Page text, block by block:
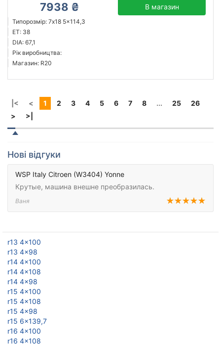
7938 ₴ В магазин
Типорозмір: 7x18 5x114,3
ET: 38
DIA: 67,1
Рік виробництва:
Магазин: R20
|< < 1 2 3 4 5 6 7 8 ... 25
26
>
>|
Нові відгуки
WSP Italy Citroen (W3404) Yonne
Крутые, машина внешне преобразилась.
Ваня
r13 4x100
r13 4x98
r14 4x100
r14 4x108
r14 4x98
r15 4x100
r15 4x108
r15 4x98
r15 6x139,7
r16 4x100
r16 4x108